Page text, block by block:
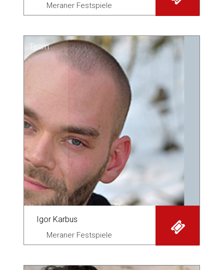
Meraner Festspiele
Team
Igor Karbus
Meraner Festspiele